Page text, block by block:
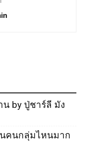
by ปู่ชาร์ลี มัง
นคนกลุ่มไหนมาก